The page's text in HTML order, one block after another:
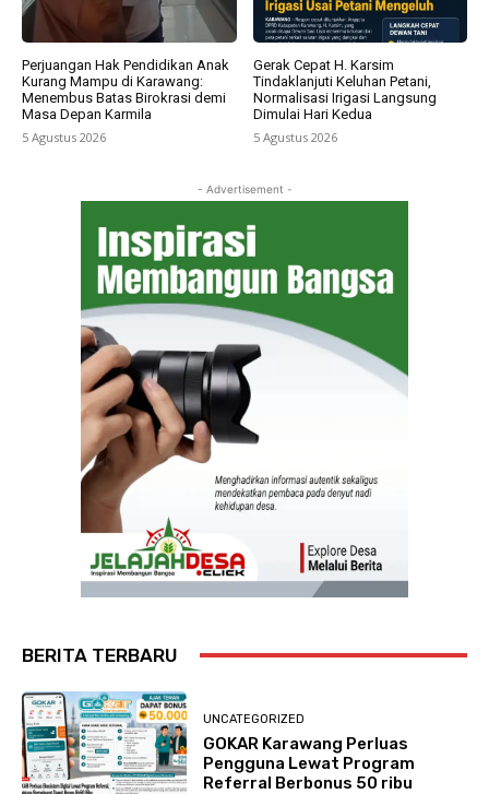
Perjuangan Hak Pendidikan Anak
Kurang Mampu di Karawang:
Menembus Batas Birokrasi demi
Masa Depan Karmila
5 Agustus 2026
Gerak Cepat H. Karsim
Tindaklanjuti Keluhan Petani,
Normalisasi Irigasi Langsung
Dimulai Hari Kedua
5 Agustus 2026
- Advertisement -
BERITA TERBARU
UNCATEGORIZED
GOKAR Karawang Perluas
Pengguna Lewat Program
Referral Berbonus 50 ribu